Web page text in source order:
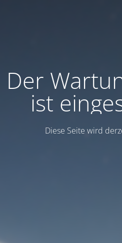
Der
ist
Diese Seite wird